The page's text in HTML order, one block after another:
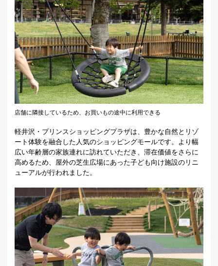
店舗に隣接しているため、お買いもの途中に利用できる
軽井沢・プリンスショッピングプラザは、豊かな自然とリゾ
ート体験を融合した人気のショッピングモールです。より幅
広い年齢層の家族連れに訪れていただき、滞在価値をさらに
高めるため、屋外の芝生広場にあった子ども向け施設のリニ
ューアルが行われました。